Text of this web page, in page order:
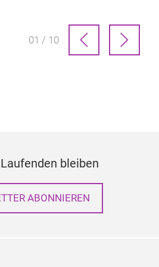
01 / 10
bleiben
ABONNIEREN